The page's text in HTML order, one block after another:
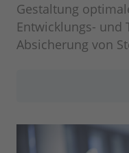
Gestaltung
Entwicklungs- und
Absicherung von